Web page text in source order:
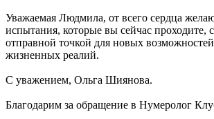
Уважаемая Людмила, от всего сердца
испытания, которые вы сейчас проходите,
отправной точкой для новых
жизненных реалий.
С уважением, Ольга Шиянова.
Благодарим за обращение в Нумеролог